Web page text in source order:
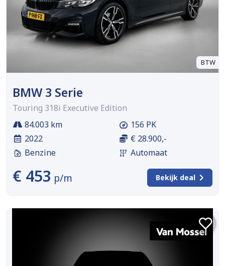
BTW
BMW 3 Serie
Touring 318i Executive Edition
84.003 km
2022
Benzine
156 PK
€ 28.900,-
Automaat
€ 453 p/m Bekijk deal